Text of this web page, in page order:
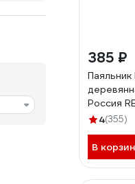
385 ₽
Россия
4(355)
В